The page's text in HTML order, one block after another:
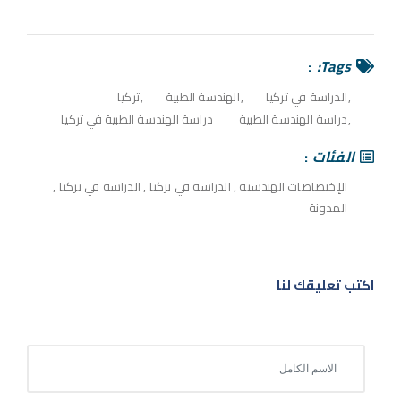
Tags:
الدراسة في تركيا الهندسة الطبية
تركيا
دراسة الهندسة الطبية
دراسة الهندسة الطبية في تركيا
الفئات
الإختصاصات الهندسية ,الدراسة في تركيا ,الدراسة في تركيا ,
المدونة
اكتب تعليقك لنا